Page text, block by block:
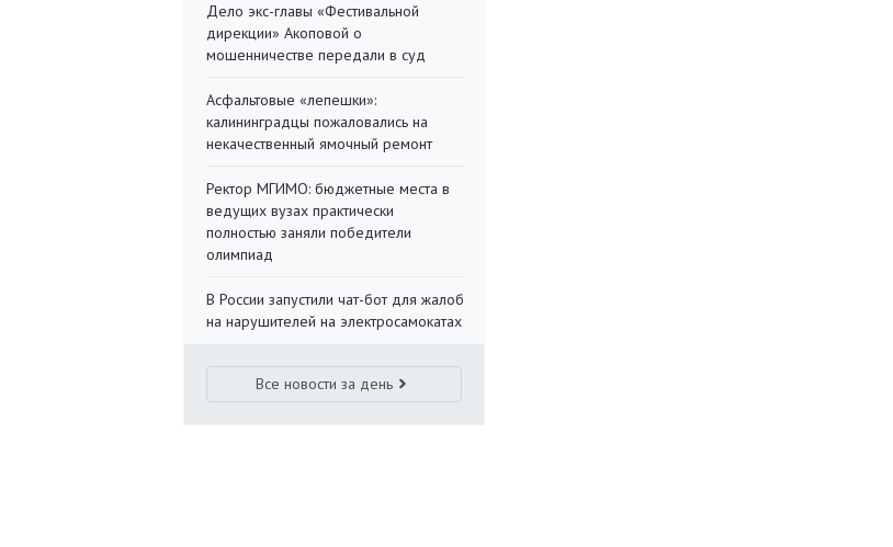
Дело экс-главы «Фестивальной
дирекции» Акоповой о
мошенничестве передали в суд
Асфальтовые «лепешки»:
калининградцы пожаловались на
некачественный ямочный ремонт
Ректор МГИМО: бюджетные места в
ведущих вузах практически
полностью заняли победители
олимпиад
В России запустили чат-бот для жалоб
на нарушителей на электросамокатах
Все новости за день